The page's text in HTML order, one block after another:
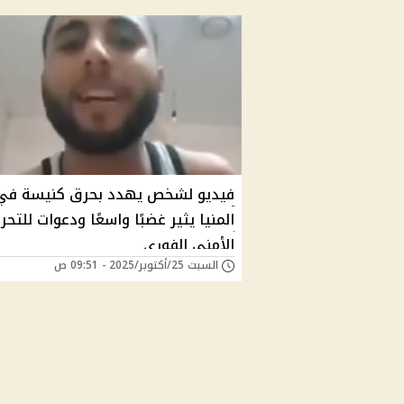
فيديو لشخص يهدد بحرق كنيسة
المنيا يثير غضبًا واسعًا ودعوات
الأمني الفوري
السبت 25/أكتوبر/2025 - 09:51 ص